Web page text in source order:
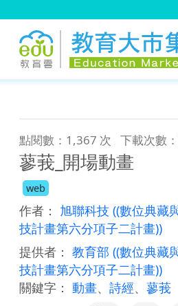
點閱數：1,367 次 下載次數
蓼莪_開場動畫
web
作者： 旭聯科技 ((數位典藏
技計畫第六分項子二計畫))
提供者： 教育部 ((數位典藏
技計畫第六分項子二計畫))
關鍵字： 動畫、 詩經、 蓼莪